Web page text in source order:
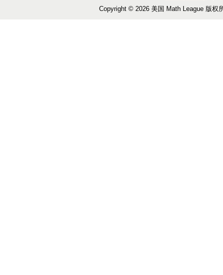
Copyright © 2026 美国 Math League 版